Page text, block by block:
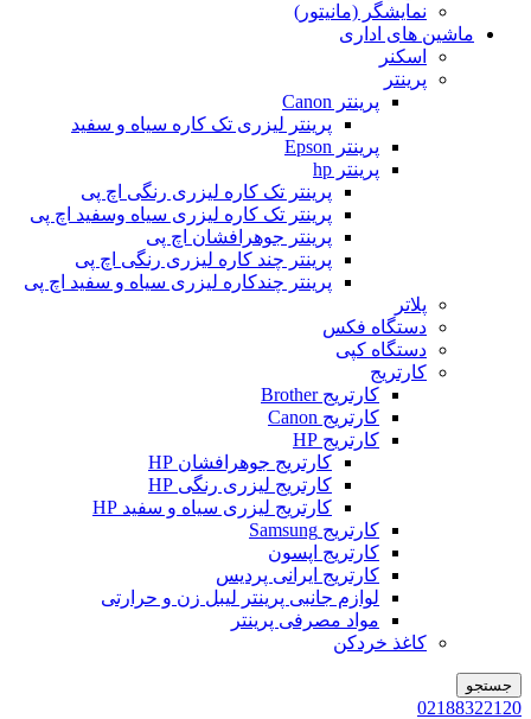
نمایشگر (مانیتور)
ماشین های اداری
اسکنر
پرینتر
پرینتر Canon
پرینتر لیزری تک کاره سیاه و سفید
پرینتر Epson
پرینتر hp
پرینتر تک کاره لیزری رنگی اچ پی
پرینتر تک کاره لیزری سیاه وسفید اچ پی
پرینتر جوهرافشان اچ پی
پرینتر چند کاره لیزری رنگی اچ پی
پرینتر چندکاره لیزری سیاه و سفید اچ پی
پلاتر
دستگاه فکس
دستگاه کپی
کارتریج
کارتریج Brother
کارتریج Canon
کارتریج HP
کارتریج جوهرافشان HP
کارتریج لیزری رنگی HP
کارتریج لیزری سیاه و سفید HP
کارتریج Samsung
کارتریج اپسون
کارتریج ایرانی پردیس
لوازم جانبی پرینتر لیبل زن و حرارتی
مواد مصرفی پرینتر
کاغذ خردکن
جستجو
02188322120